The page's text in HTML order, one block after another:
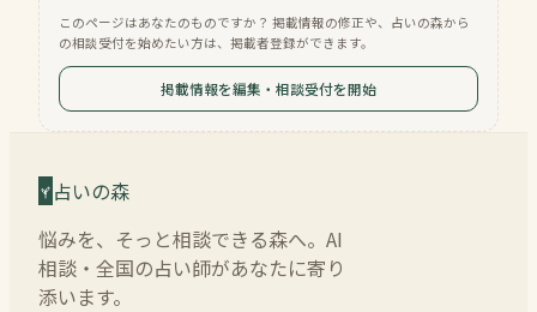
このページはあなたのものですか？ 掲載情報の修正や、占いの森から
の相談受付を始めたい方は、掲載者登録ができます。
掲載情報を編集・相談受付を開始
占いの森
悩みを、そっと相談できる森へ。AI
相談・全国の占い師があなたに寄り
添います。